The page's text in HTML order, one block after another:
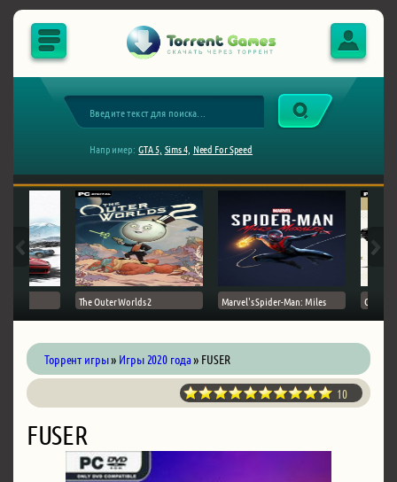
Например: GTA 5, Sims 4, Need For Speed
The Outer Worlds 2 Marvel's Spider-Man: Miles Ghost
Торрент игры» Игры 2020 года» FUSER
10
FUSER